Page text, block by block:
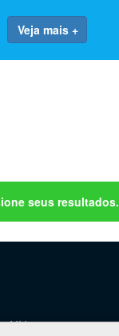
Veja mais +
seus resultados.
Vídeos